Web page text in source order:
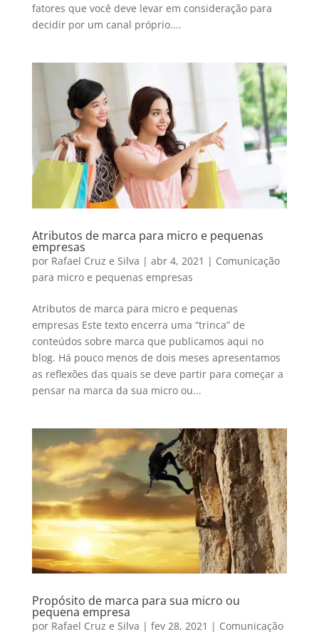
fatores que você deve levar em consideração para
decidir por um canal próprio....
Atributos de marca para micro e pequenas
empresas
por Rafael Cruz e Silva | abr 4, 2021 | Comunicação
para micro e pequenas empresas
Atributos de marca para micro e pequenas
empresas Este texto encerra uma “trinca” de
conteúdos sobre marca que publicamos aqui no
blog. Há pouco menos de dois meses apresentamos
as reflexões das quais se deve partir para começar a
pensar na marca da sua micro ou...
Propósito de marca para sua micro ou
pequena empresa
por Rafael Cruz e Silva | fev 28, 2021 | Comunicação